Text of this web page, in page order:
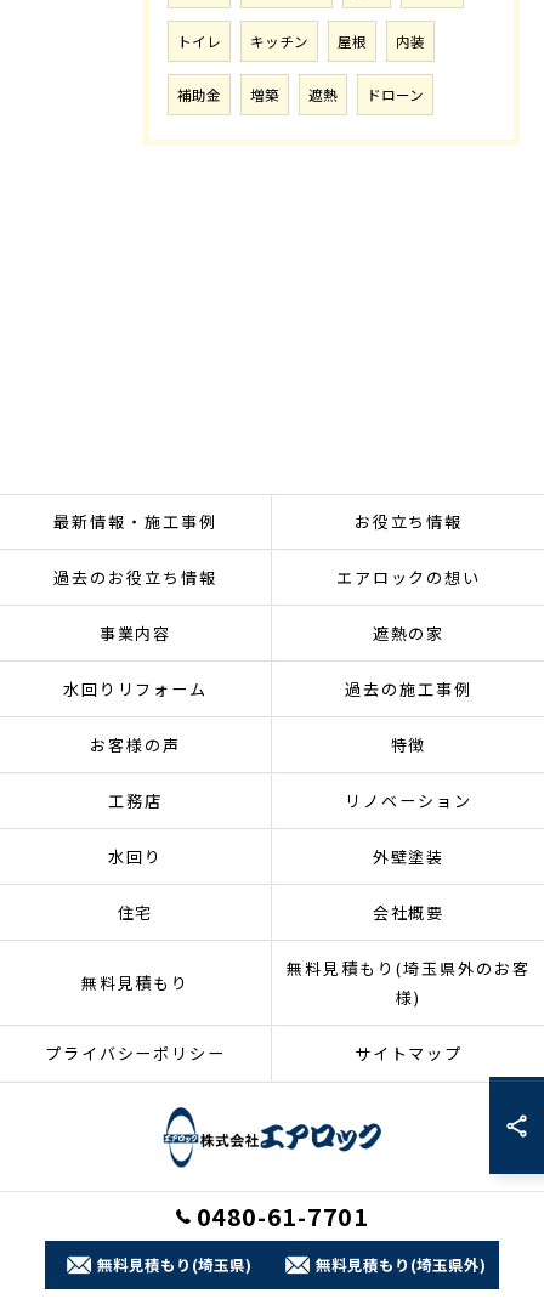
トイレ キッチン 屋根 内装
補助金 増築 遮熱 ドローン
0480-61-7701
無料見積もり(埼玉県) 無料見積もり(埼玉県外)
最新情報・施工事例 お役立ち情報
過去のお役立ち情報 エアロックの想い
事業内容 遮熱の家
水回りリフォーム 過去の施工事例
お客様の声 特徴
工務店 リノベーション
水回り 外壁塗装
住宅 会社概要
無料見積もり
無料見積もり(埼玉県外のお客
様)
プライバシーポリシー サイトマップ
© 2026 埼玉県加須市のリフォームなら株式会社エアロック ALL RIGHTS
RESERVED.